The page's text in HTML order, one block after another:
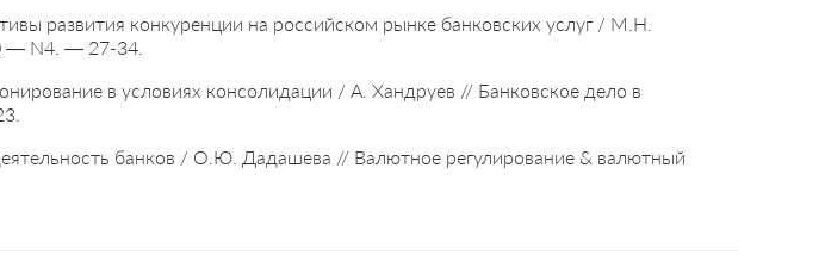
развития конкуренции на российском рынке банковских услуг / М.Н.
— N4. — 27-34.
в условиях консолидации / А. Хандруев // Банковское дело в
банков / О.Ю. Дадашева // Валютное регулирование & валютный